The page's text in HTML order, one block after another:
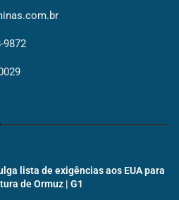
9872
lista de exigências aos EUA para
de Ormuz | G1